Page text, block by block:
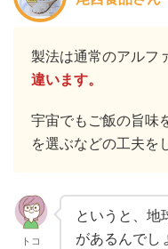
製法は通常のアルフ
違います。
宇宙でもご飯の旨味
を選ぶなどの工夫を
トコ
というと、地
があるんでし